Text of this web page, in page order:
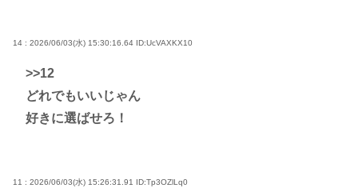
14 : 2026/06/03(水) 15:30:16.64 ID:UcVAXKX10
>>12
どれでもいいじゃん
好きに選ばせろ！
11 : 2026/06/03(水) 15:26:31.91 ID:Tp3OZlLq0